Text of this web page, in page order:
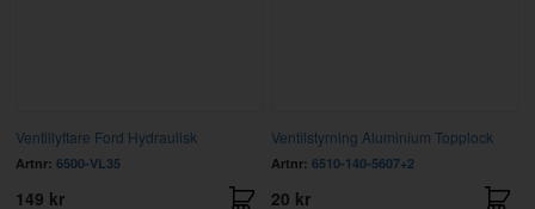
Ventillyftare Ford Hydraulisk
Artnr: 6500-VL35
149 kr
Ventilstyrning Aluminium Topplock
Artnr: 6510-140-5607+2
20 kr